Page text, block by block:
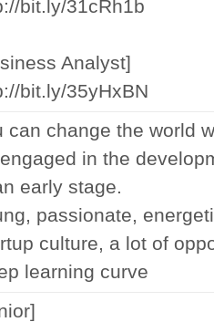
bit.ly/31cRh1b
Analyst]
bit.ly/35yHxBN
can change the world
in the
early stage.
passionate,
culture, a lot of
learning curve